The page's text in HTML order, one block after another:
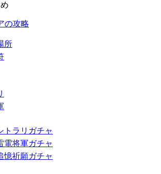
の攻略
所
トラリガチャ
電将軍ガチャ
憶祈願ガチャ